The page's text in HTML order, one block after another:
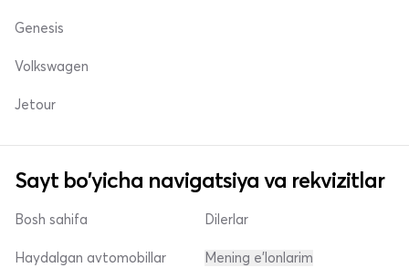
Genesis
Volkswagen
Jetour
Sayt bo'yicha navigatsiya va rekvizitlar
Bosh sahifa
Haydalgan avtomobillar
Dilerlar
Mening e'lonlarim